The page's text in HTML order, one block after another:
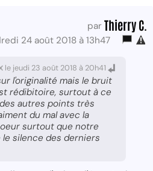
par Thierry C.
24 août 2018 à 13h47
le jeudi 23 août 2018 à 20h41
l'originalité mais le bruit
rédibitoire, surtout à ce
autres points très
du mal avec la
surtout que notre
silence des derniers